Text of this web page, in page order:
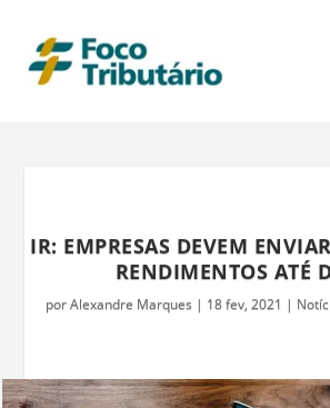
IR: EMPRESAS DEVEM
RENDIMENTOS ATÉ
porAlexandre Marques | 18 fev, 2021 |